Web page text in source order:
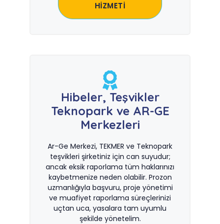
HİZMETİ
Hibeler, Teşvikler
Teknopark ve AR-GE
Merkezleri
Ar-Ge Merkezi, TEKMER ve Teknopark
teşvikleri şirketiniz için can suyudur;
ancak eksik raporlama tüm haklarınızı
kaybetmenize neden olabilir. Prozon
uzmanlığıyla başvuru, proje yönetimi
ve muafiyet raporlama süreçlerinizi
uçtan uca, yasalara tam uyumlu
şekilde yönetelim.